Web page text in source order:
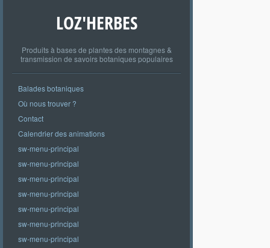
LOZ'HERBES
Produits à bases de plantes des montagnes &
transmission de savoirs botaniques populaires
Balades botaniques
Où nous trouver ?
Contact
Calendrier des animations
sw-menu-principal
sw-menu-principal
sw-menu-principal
sw-menu-principal
sw-menu-principal
sw-menu-principal
sw-menu-principal